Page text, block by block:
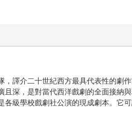
譯介二十世紀西方最具代表性的劇
深，是對當代西洋戲劇的全面接納
級學校戲劇社公演的現成劇本。它